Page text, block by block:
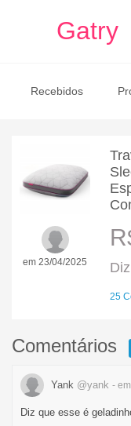
Gatry
Recebidos
em 23/04/2025
25
Comentários
Yank @yank -
Diz que esse é